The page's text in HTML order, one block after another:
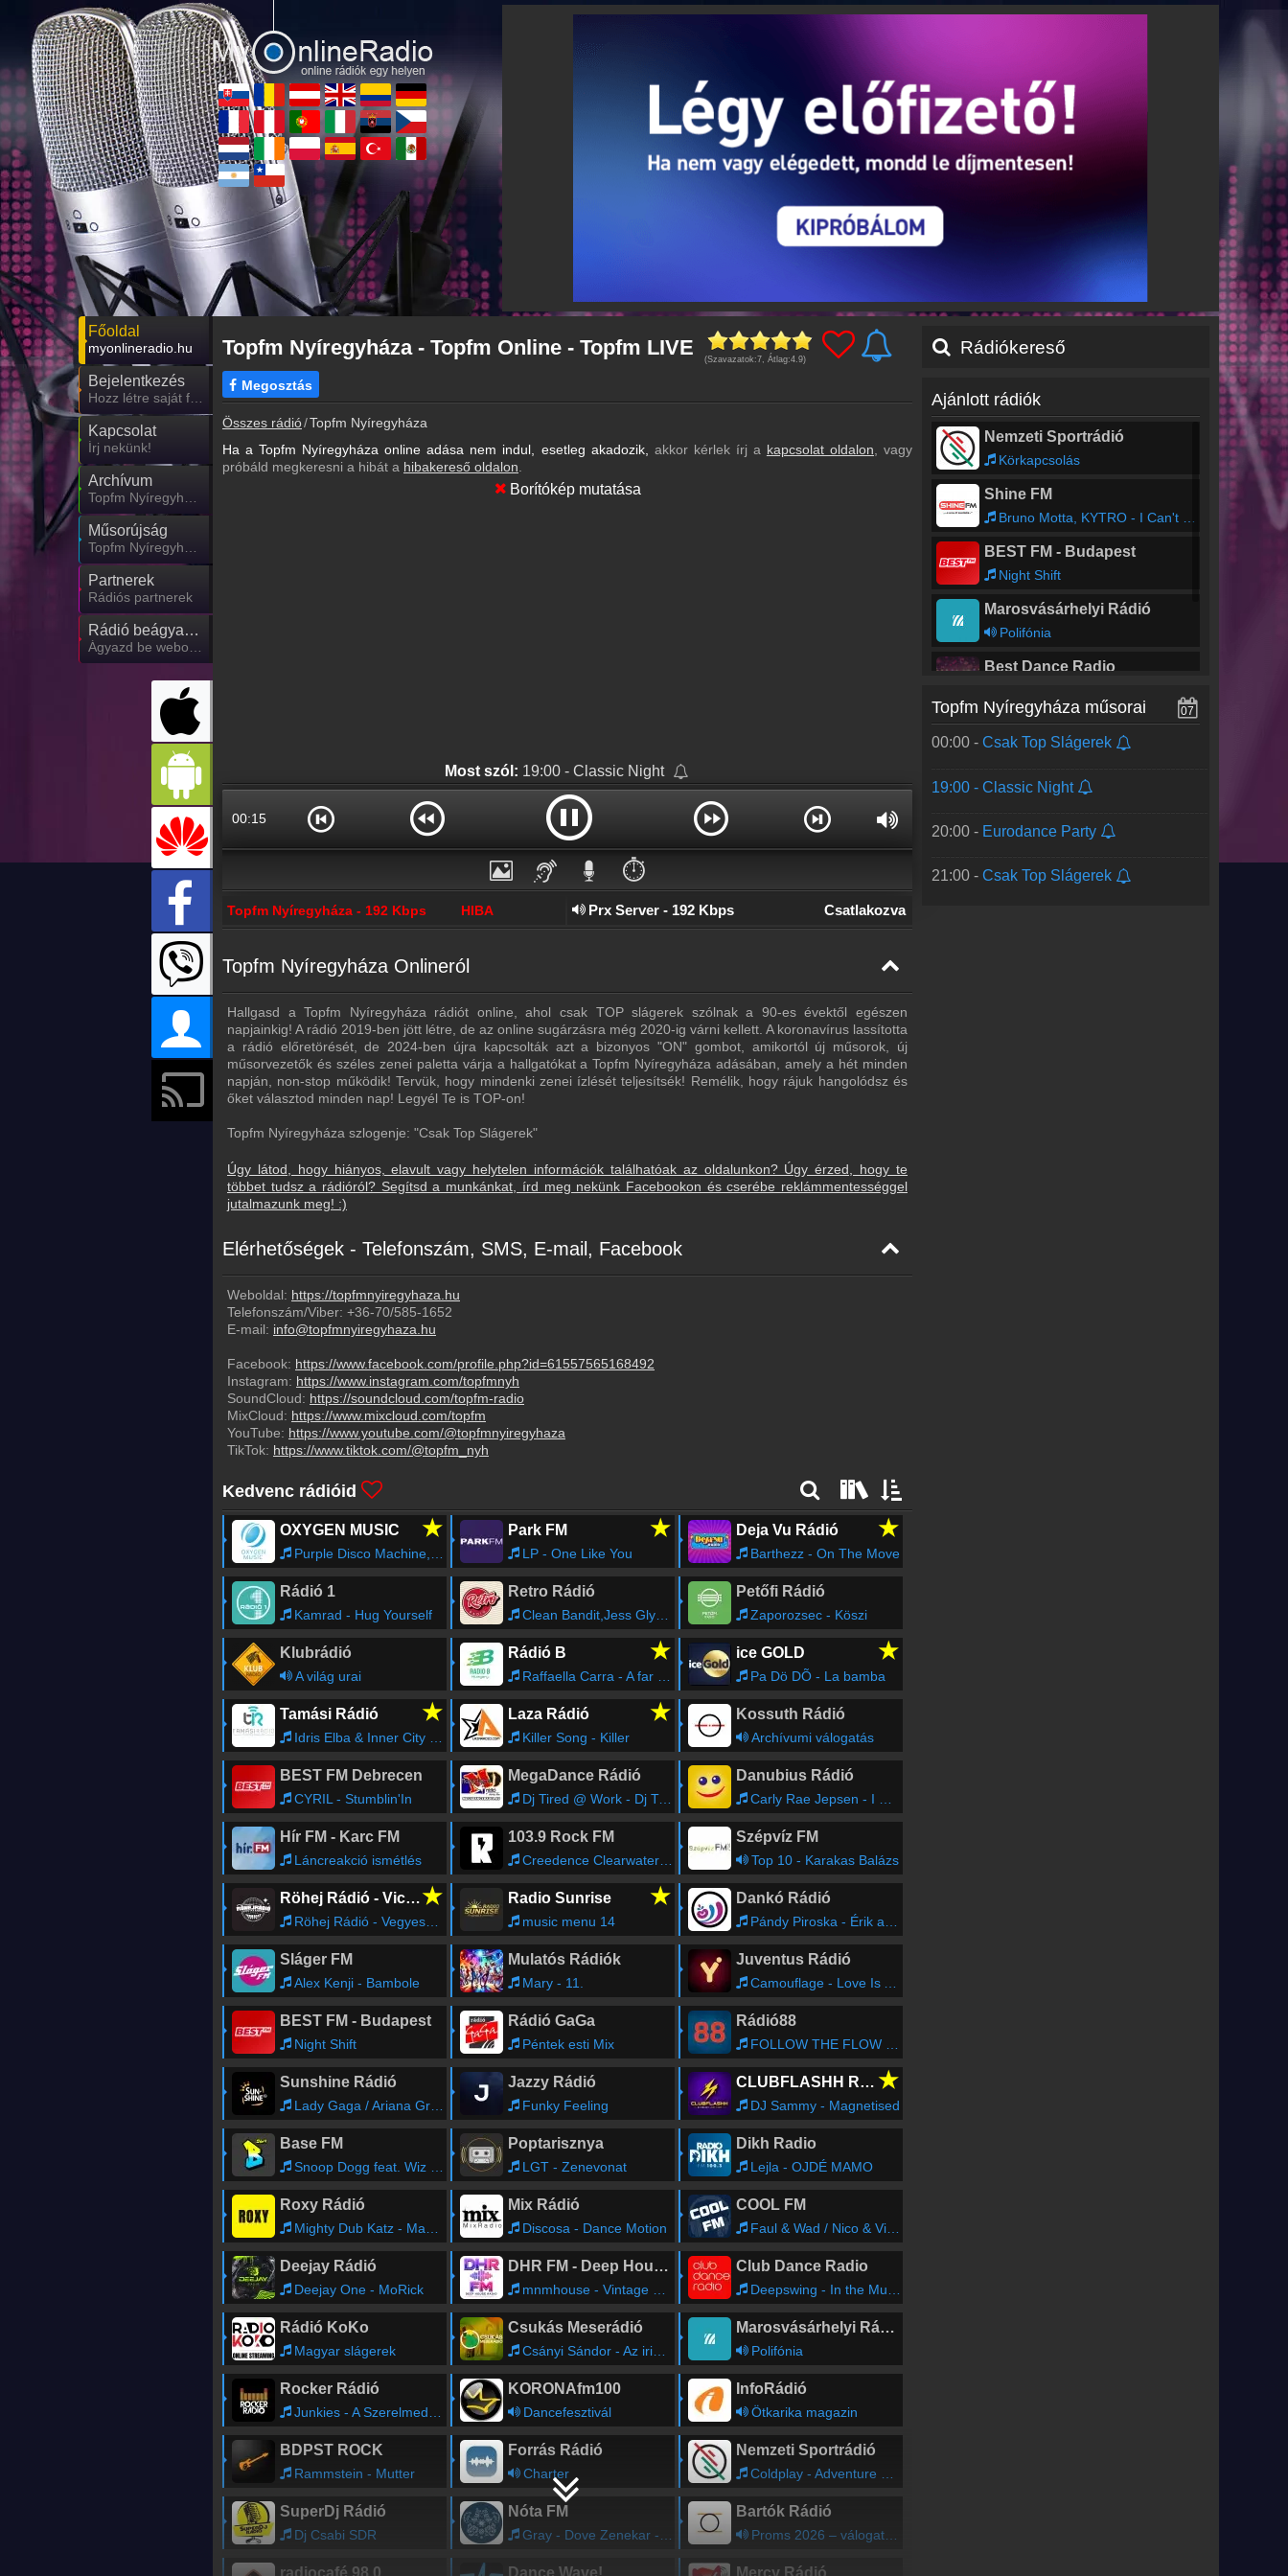
Főoldal
myonlineradio.hu
Bejelentkezés
Hozz létre saját fiókot!
Kapcsolat
Írj nekünk!
Archívum
Topfm Nyíregyháza korábbi adásai
Műsorújság
Topfm Nyíregyháza műsorai
Partnerek
Rádiós partnerek
Rádió beágyazás
Ágyazd be weboldaladba
Topfm Nyíregyháza - Topfm Online - Topfm LIVE (Szavazatok:7, Átlag:4.9)
Megosztás
Összes rádió Topfm Nyíregyháza
Ha a Topfm Nyíregyháza online adása nem indul, esetleg akadozik,
akkor kérlek írj a kapcsolat oldalon , vagy
próbáld megkeresni a hibát a hibakereső oldalon
Borítókép mutatása
Most szól: 19:00 - Classic Night
00:16
⏱️
Topfm Nyíregyháza - 192 Kbps HIBA Prx Server - 192 Kbps Csatlakozva
Topfm Nyíregyháza Onlineról
Hallgasd a Topfm Nyíregyháza rádiót online, ahol csak TOP slágerek szólnak a 90-es évektől egészen
napjainkig! A rádió 2019-ben jött létre, de az online sugárzásra még 2020-ig várni kellett. A koronavírus lassította
a rádió előretörését, de 2024-ben újra kapcsolták azt a bizonyos "ON" gombot, amikortól új műsorok, új
műsorvezetők és széles zenei paletta várja a hallgatókat a Topfm Nyíregyháza adásában, amely a hét minden
napján, non-stop működik! Tervük, hogy mindenki zenei ízlését teljesítsék! Remélik, hogy rájuk hangolódsz és
őket választod minden nap! Legyél Te is TOP-on!
Topfm Nyíregyháza szlogenje: "Csak Top Slágerek"
Úgy látod, hogy hiányos, elavult vagy helytelen információk találhatóak az oldalunkon? Úgy érzed, hogy te
többet tudsz a rádióról? Segítsd a munkánkat, írd meg nekünk Facebookon és cserébe reklámmentességgel
jutalmazunk meg! :)
Elérhetőségek - Telefonszám, SMS, E-mail, Facebook
Weboldal: https://topfmnyiregyhaza.hu
Telefonszám/Viber: +36-70/585-1652
E-mail: info@topfmnyiregyhaza.hu
Facebook: https://www.facebook.com/profile.php?id=61557565168492
Instagram: https://www.instagram.com/topfmnyh
SoundCloud: https://soundcloud.com/topfm-radio
MixCloud: https://www.mixcloud.com/topfm
YouTube: https://www.youtube.com/@topfmnyiregyhaza
TikTok: https://www.tiktok.com/@topfm_nyh
Kedvenc rádióid
OXYGEN MUSIC ★
Purple Disco Machine, Moss Kena, The Knocks - Fireworks
Park FM ★
LP - One Like You
Deja Vu Rádió ★
Barthezz - On The Move
Rádió 1
Kamrad - Hug Yourself
Retro Rádió
Clean Bandit,Jess Glynne - Rather Be (feat. Jess Glynne)
Petőfi Rádió
Zaporozsec - Köszi
Klubrádió
A világ urai
Rádió B ★
Raffaella Carra - A far l'amore comincia tu
ice GOLD ★
Pa Dö DÕ - La bamba
Tamási Rádió ★
Idris Elba & Inner City feat. Steffanie Christi’an - No More Looking Back
Laza Rádió ★
Killer Song - Killer
Kossuth Rádió
Archívumi válogatás
BEST FM Debrecen
CYRIL - Stumblin'In
MegaDance Rádió
Dj Tired @ Work - Dj Tired
Danubius Rádió
Carly Rae Jepsen - I Really Like You
Hír FM - Karc FM
Láncreakció ismétlés
103.9 Rock FM
Creedence Clearwater Revival - Travelin' Band
Szépvíz FM
Top 10 - Karakas Balázs
Röhej Rádió - Vicc az egész★
Röhej Rádió - Vegyes1068
Radio Sunrise ★
music menu 14
Dankó Rádió
Pándy Piroska - Érik a, hajlik a búzakalász
Sláger FM
Alex Kenji - Bambole
Mulatós Rádiók
Mary - 11.
Juventus Rádió
Camouflage - Love Is A Shield
BEST FM - Budapest
Night Shift
Rádió GaGa
Péntek esti Mix
Rádió88
FOLLOW THE FLOW - Szélcsend
Sunshine Rádió
Lady Gaga / Ariana Grande - Rain On Me
Jazzy Rádió
Funky Feeling
CLUBFLASHH Radio ★
DJ Sammy - Magnetised
Base FM
Snoop Dogg feat. Wiz Khalifa, Bruno Mars - Young, Wild & Free
Poptarisznya
LGT - Zenevonat
Dikh Radio
Lejla - OJDÉ MAMO
Roxy Rádió
Mighty Dub Katz - Magic Carpet Ride
Mix Rádió
Discosa - Dance Motion
COOL FM
Faul & Wad / Nico & Vinz / ALTEGO - How I Feel (Am I Wrong)
Deejay Rádió
Deejay One - MoRick
DHR FM - Deep House Radio
mnmhouse - Vintage Culture - All Night Long (Digital Exclusive)
Club Dance Radio
Deepswing - In the Music
Rádió KoKo
Magyar slágerek
Csukás Meserádió
Csányi Sándor - Az irigy kaméleon
Marosvásárhelyi Rádió
Polifónia
Rocker Rádió
Junkies - A Szerelmedtől Lettem Ilyen
KORONAfm100
Dancefesztivál
InfoRádió
Ötkarika magazin
BDPST ROCK
Rammstein - Mutter
Forrás Rádió
Charter
Nemzeti Sportrádió
Coldplay - Adventure of a lifetime
SuperDj Rádió
Dj Csabi SDR
Nóta FM
Gray - Dove Zenekar - Egy elet is keves
Bartók Rádió
Proms 2026 – válogatás a fesztivál elmúlt héten megrendezett hangversenyeinek programjából (VI/3. rész)
radiocafé 98.0 Dance Wave! Mercy Rádió
Rádiókereső
Ajánlott rádiók
Nemzeti Sportrádió
Körkapcsolás
Shine FM
Bruno Motta, KYTRO - I Can't Replace
BEST FM - Budapest
Night Shift
Marosvásárhelyi Rádió
Polifónia
Best Dance Radio
OXYGEN MUSIC
Purple Disco Machine, Moss Kena, The Knocks - Fireworks
Topfm Nyíregyháza műsorai 07
00:00 - Csak Top Slágerek
19:00 - Classic Night
20:00 - Eurodance Party
21:00 - Csak Top Slágerek